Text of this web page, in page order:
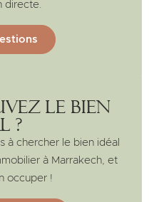
le bien
?
à chercher le bien idéal
à Marrakech, et
occuper !
directe.